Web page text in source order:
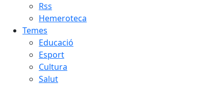
Rss
Hemeroteca
Temes
Educació
Esport
Cultura
Salut